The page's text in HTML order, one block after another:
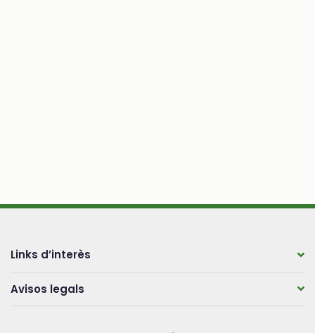
Links d’interès
Avisos legals